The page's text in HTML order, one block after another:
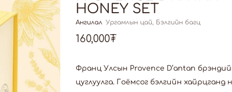
HONEY SET
Ангилал Ургамлын цай, Бэлгийн багц
160,000₮
Франц Улсын Provence D’antan
цуглуулга. Гоёмсог бэлгийн